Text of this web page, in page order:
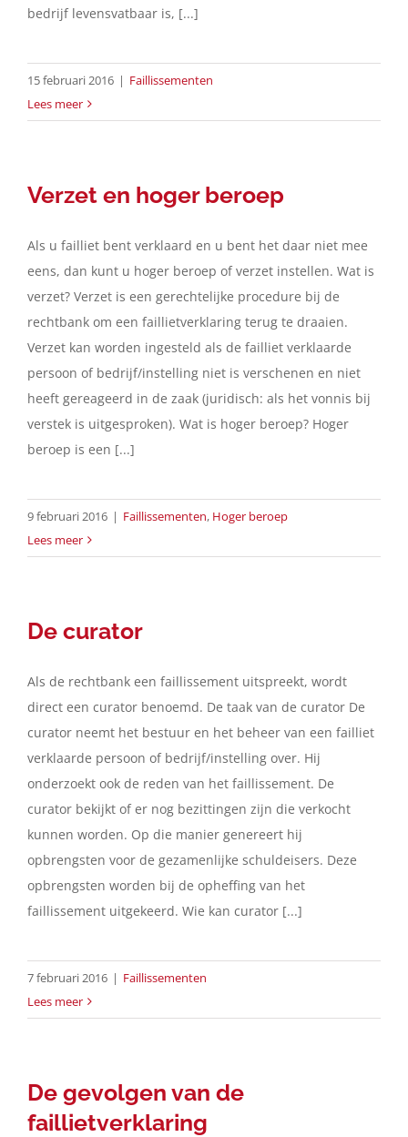
bedrijf levensvatbaar is, [...]
15 februari 2016 | Faillissementen
Lees meer
Verzet en hoger beroep
Als u failliet bent verklaard en u bent het daar niet mee
eens, dan kunt u hoger beroep of verzet instellen. Wat is
verzet? Verzet is een gerechtelijke procedure bij de
rechtbank om een faillietverklaring terug te draaien.
Verzet kan worden ingesteld als de failliet verklaarde
persoon of bedrijf/instelling niet is verschenen en niet
heeft gereageerd in de zaak (juridisch: als het vonnis bij
verstek is uitgesproken). Wat is hoger beroep? Hoger
beroep is een [...]
9 februari 2016 | Faillissementen, Hoger beroep
Lees meer
De curator
Als de rechtbank een faillissement uitspreekt, wordt
direct een curator benoemd. De taak van de curator De
curator neemt het bestuur en het beheer van een failliet
verklaarde persoon of bedrijf/instelling over. Hij
onderzoekt ook de reden van het faillissement. De
curator bekijkt of er nog bezittingen zijn die verkocht
kunnen worden. Op die manier genereert hij
opbrengsten voor de gezamenlijke schuldeisers. Deze
opbrengsten worden bij de opheffing van het
faillissement uitgekeerd. Wie kan curator [...]
7 februari 2016 | Faillissementen
Lees meer
De gevolgen van de
faillietverklaring